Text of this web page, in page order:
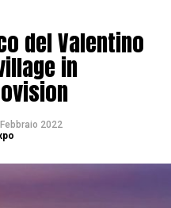
del Valentino
in
2022